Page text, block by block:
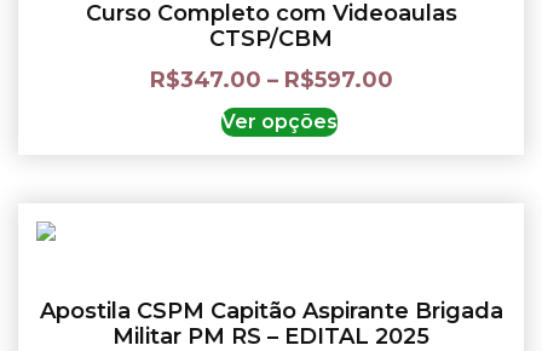
Curso Completo com Videoaulas
CTSP/CBM
R$347.00 – R$597.00
Ver opções
Apostila CSPM Capitão Aspirante Brigada
Militar PM RS – EDITAL 2025